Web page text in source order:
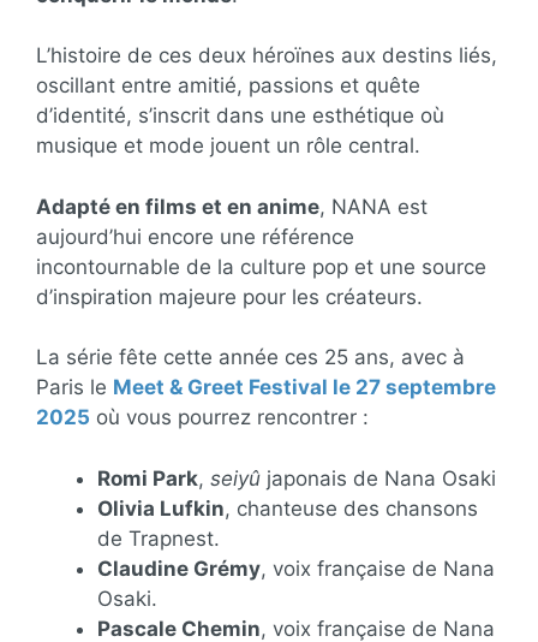
L’histoire de ces deux héroïnes aux destins liés,
oscillant entre amitié, passions et quête
d’identité, s’inscrit dans une esthétique où
musique et mode jouent un rôle central.
Adapté en films et en anime, NANA est
aujourd’hui encore une référence
incontournable de la culture pop et une source
d’inspiration majeure pour les créateurs.
La série fête cette année ces 25 ans, avec à
Paris le Meet & Greet Festival le 27 septembre
2025 où vous pourrez rencontrer :
Romi Park, seiyû japonais de Nana Osaki
Olivia Lufkin, chanteuse des chansons
de Trapnest.
Claudine Grémy, voix française de Nana
Osaki.
Pascale Chemin, voix française de Nana